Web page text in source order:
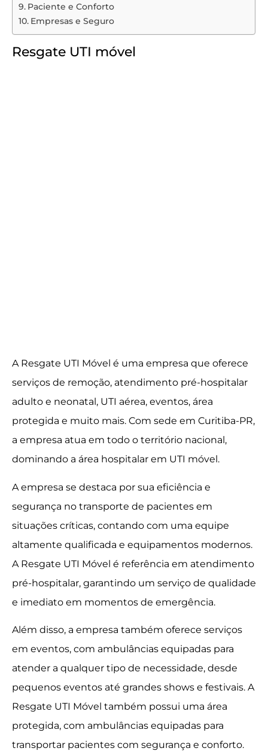
Paciente e Conforto
Empresas e Seguro
Resgate UTI móvel
A Resgate UTI Móvel é uma empresa que oferece
serviços de remoção, atendimento pré-hospitalar
adulto e neonatal, UTI aérea, eventos, área
protegida e muito mais. Com sede em Curitiba-PR,
a empresa atua em todo o território nacional,
dominando a área hospitalar em UTI móvel.
A empresa se destaca por sua eficiência e
segurança no transporte de pacientes em
situações críticas, contando com uma equipe
altamente qualificada e equipamentos modernos.
A Resgate UTI Móvel é referência em atendimento
pré-hospitalar, garantindo um serviço de qualidade
e imediato em momentos de emergência.
Além disso, a empresa também oferece serviços
em eventos, com ambulâncias equipadas para
atender a qualquer tipo de necessidade, desde
pequenos eventos até grandes shows e festivais. A
Resgate UTI Móvel também possui uma área
protegida, com ambulâncias equipadas para
transportar pacientes com segurança e conforto.